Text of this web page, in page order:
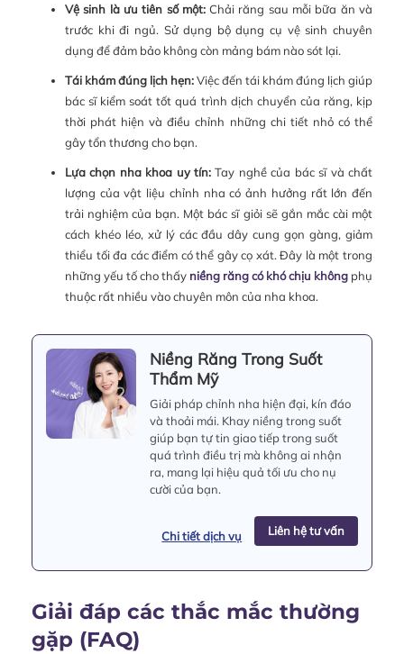
Vệ sinh là ưu tiên số một:Chải răng sau mỗi bữa ăn và
trước khi đi ngủ. Sử dụng bộ dụng cụ vệ sinh chuyên
dụng để đảm bảo không còn mảng bám nào sót lại.
Tái khám đúng lịch hẹn:Việc đến tái khám đúng lịch giúp
bác sĩ kiểm soát tốt quá trình dịch chuyển của răng, kịp
thời phát hiện và điều chỉnh những chi tiết nhỏ có thể
gây tổn thương cho bạn.
Lựa chọn nha khoa uy tín: Tay nghề của bác sĩ và chất
lượng của vật liệu chỉnh nha có ảnh hưởng rất lớn đến
trải nghiệm của bạn. Một bác sĩ giỏi sẽ gắn mắc cài một
cách khéo léo, xử lý các đầu dây cung gọn gàng, giảm
thiểu tối đa các điểm có thể gây cọ xát. Đây là một trong
những yếu tố cho thấy niềng răng có khó chịu không phụ
thuộc rất nhiều vào chuyên môn của nha khoa.
Niềng Răng Trong Suốt
Thẩm Mỹ
Giải pháp chỉnh nha hiện đại, kín đáo
và thoải mái. Khay niềng trong suốt
giúp bạn tự tin giao tiếp trong suốt
quá trình điều trị mà không ai nhận
ra, mang lại hiệu quả tối ưu cho nụ
cười của bạn.
Chi tiết dịch vụ Liên hệ tư vấn
Giải đáp các thắc mắc thường
gặp (FAQ)